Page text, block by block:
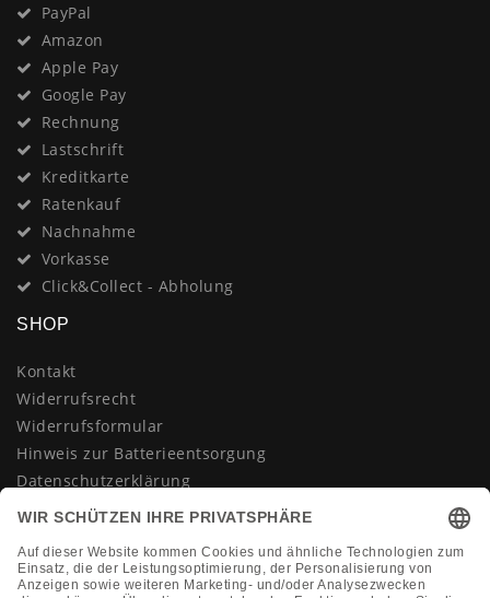
PayPal
Amazon
Apple Pay
Google Pay
Rechnung
Lastschrift
Kreditkarte
Ratenkauf
Nachnahme
Vorkasse
Click&Collect - Abholung
SHOP
Kontakt
Widerrufsrecht
Widerrufsformular
Hinweis zur Batterieentsorgung
Datenschutzerklärung
AGB
Vertrag widerrufen